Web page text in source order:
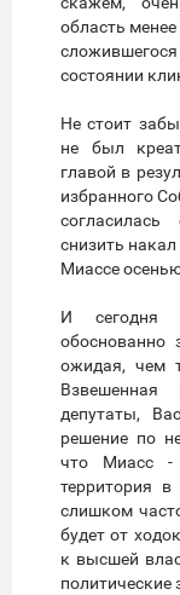
область
состоянии
Не стоит
не был
главой в
избранного
снизить накал
Миассе
И сегодня
обоснованно
ожидая, чем
депутаты,
решение по
что Миасс -
территория в
слишком
будет от
к высшей
политические